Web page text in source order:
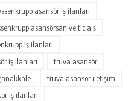
asansör iş ilanları
asansörsan.ve tic.a.ş
iş ilanları
iş ilanları
truva asansör
truva asansör iletişim
iş ilanları